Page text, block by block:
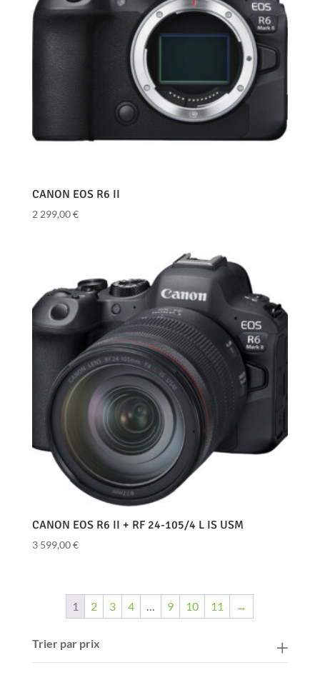
CANON EOS R6 II
2 299,00€
CANON EOS R6 II + RF 24-105/4 L IS USM
3 599,00€
1 2 3 4 … 9 10 11 →
Trier par prix